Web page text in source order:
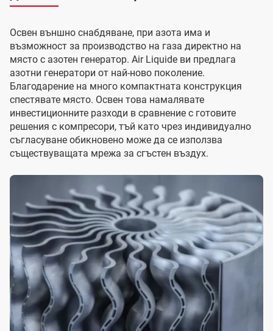
Освен външно снабдяване, при азота има и
възможност за производство на газа директно на
място с азотен генератор. Air Liquide ви предлага
азотни генератори от най-ново поколение.
Благодарение на много компактната конструкция
спестявате място. Освен това намалявате
инвестиционните разходи в сравнение с готовите
решения с компресори, тъй като чрез индивидуално
съгласуване обикновено може да се използва
съществуващата мрежа за сгъстен въздух.